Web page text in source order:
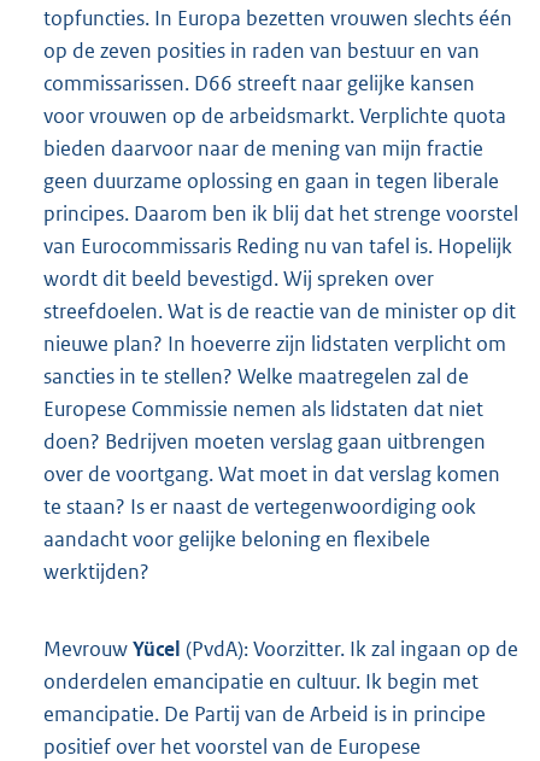
topfuncties. In Europa bezetten vrouwen slechts één
op de zeven posities in raden van bestuur en van
commissarissen. D66 streeft naar gelijke kansen
voor vrouwen op de arbeidsmarkt. Verplichte quota
bieden daarvoor naar de mening van mijn fractie
geen duurzame oplossing en gaan in tegen liberale
principes. Daarom ben ik blij dat het strenge voorstel
van Eurocommissaris Reding nu van tafel is. Hopelijk
wordt dit beeld bevestigd. Wij spreken over
streefdoelen. Wat is de reactie van de minister op dit
nieuwe plan? In hoeverre zijn lidstaten verplicht om
sancties in te stellen? Welke maatregelen zal de
Europese Commissie nemen als lidstaten dat niet
doen? Bedrijven moeten verslag gaan uitbrengen
over de voortgang. Wat moet in dat verslag komen
te staan? Is er naast de vertegenwoordiging ook
aandacht voor gelijke beloning en flexibele
werktijden?
MevrouwYücel (PvdA): Voorzitter. Ik zal ingaan op de
onderdelen emancipatie en cultuur. Ik begin met
emancipatie. De Partij van de Arbeid is in principe
positief over het voorstel van de Europese